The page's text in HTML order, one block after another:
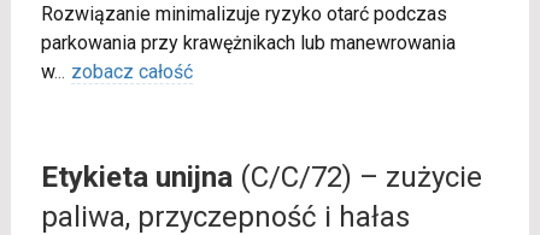
Rozwiązanie minimalizuje ryzyko otarć podczas
parkowania przy krawężnikach lub manewrowania
w... zobacz całość
Etykieta unijna(C/C/72) – zużycie
paliwa, przyczepność i hałas